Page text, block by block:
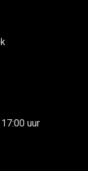
uur